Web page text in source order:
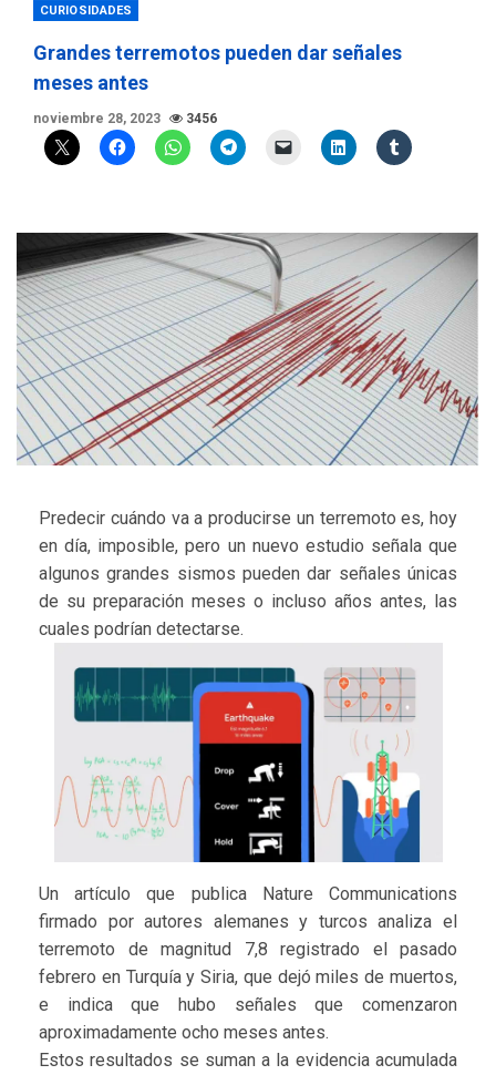
CURIOSIDADES
Grandes terremotos pueden dar señales
meses antes
noviembre 28, 2023 3456
Predecir cuándo va a producirse un terremoto es, hoy
en día, imposible, pero un nuevo estudio señala que
algunos grandes sismos pueden dar señales únicas
de su preparación meses o incluso años antes, las
cuales podrían detectarse.
Un artículo que publica Nature Communications
firmado por autores alemanes y turcos analiza el
terremoto de magnitud 7,8 registrado el pasado
febrero en Turquía y Siria, que dejó miles de muertos,
e indica que hubo señales que comenzaron
aproximadamente ocho meses antes.
Estos resultados se suman a la evidencia acumulada